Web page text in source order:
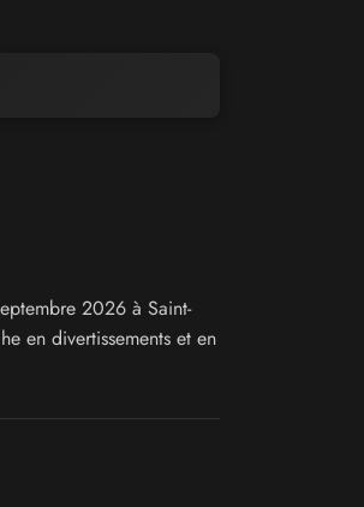
2026 à Saint-
en divertissements et en